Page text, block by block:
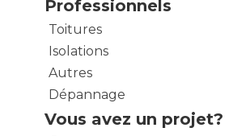
Professionnels
Toitures
Isolations
Autres
Dépannage
Vous avez un projet?